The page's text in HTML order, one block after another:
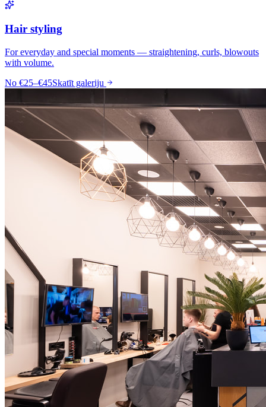
Hair styling
For everyday and special moments — straightening, curls, blowouts
with volume.
No €25–€45Skatīt galeriju